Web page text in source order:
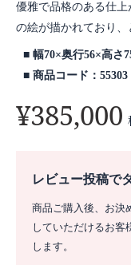
優雅で品格のある仕
の絵が描かれており、
幅70×奥行56×高さ
商品コード：55303
¥385,000
レビュー投稿で
商品ご購入後、お決
していただけるお客
します。